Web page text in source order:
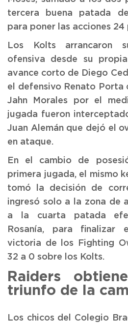
tercera buena patada
para poner las acciones 24
Los Kolts arrancaron
ofensiva desde su
avance corto de Diego
el defensivo Renato Porta
Jahn Morales por el
jugada fueron
Juan Alemán que dejó el
en ataque.
En el cambio de
primera jugada, el mismo
tomó la decisión de
ingresó solo a la zona de
a la cuarta patada
Rosanía, para
victoria de los Fighting
32 a 0 sobre los Kolts.
Raiders
triunfo de la
Los chicos del Colegio